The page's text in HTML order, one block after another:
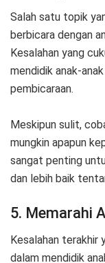
Salah satu topik
berbicara dengan
Kesalahan yang
mendidik anak-
pembicaraan.
Meskipun sulit,
mungkin apapun
sangat penting
dan lebih baik
5. Memarahi
Kesalahan terakhir
dalam mendidik